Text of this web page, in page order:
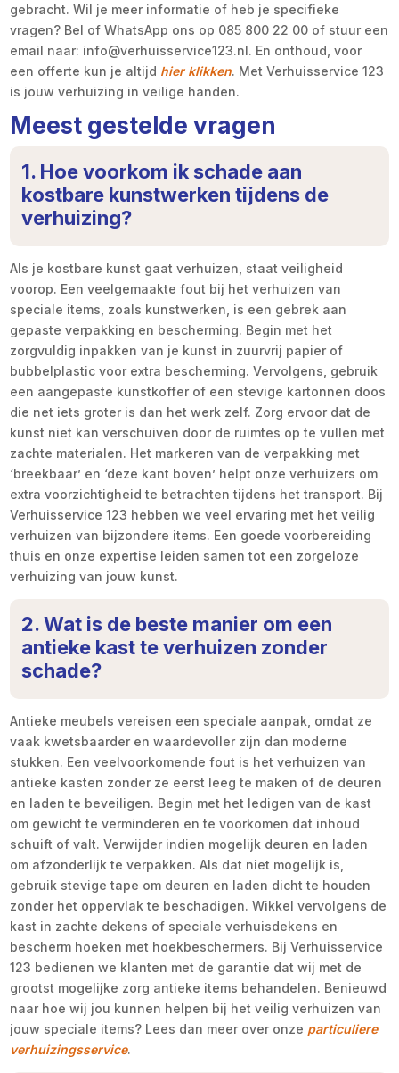
gebracht. Wil je meer informatie of heb je specifieke
vragen? Bel of WhatsApp ons op 085 800 22 00 of stuur een
email naar: info@verhuisservice123.nl. En onthoud, voor
een offerte kun je altijd hier klikken. Met Verhuisservice 123
is jouw verhuizing in veilige handen.
Meest gestelde vragen
1. Hoe voorkom ik schade aan
kostbare kunstwerken tijdens de
verhuizing?
Als je kostbare kunst gaat verhuizen, staat veiligheid
voorop. Een veelgemaakte fout bij het verhuizen van
speciale items, zoals kunstwerken, is een gebrek aan
gepaste verpakking en bescherming. Begin met het
zorgvuldig inpakken van je kunst in zuurvrij papier of
bubbelplastic voor extra bescherming. Vervolgens, gebruik
een aangepaste kunstkoffer of een stevige kartonnen doos
die net iets groter is dan het werk zelf. Zorg ervoor dat de
kunst niet kan verschuiven door de ruimtes op te vullen met
zachte materialen. Het markeren van de verpakking met
‘breekbaar’ en ‘deze kant boven’ helpt onze verhuizers om
extra voorzichtigheid te betrachten tijdens het transport. Bij
Verhuisservice 123 hebben we veel ervaring met het veilig
verhuizen van bijzondere items. Een goede voorbereiding
thuis en onze expertise leiden samen tot een zorgeloze
verhuizing van jouw kunst.
2. Wat is de beste manier om een
antieke kast te verhuizen zonder
schade?
Antieke meubels vereisen een speciale aanpak, omdat ze
vaak kwetsbaarder en waardevoller zijn dan moderne
stukken. Een veelvoorkomende fout is het verhuizen van
antieke kasten zonder ze eerst leeg te maken of de deuren
en laden te beveiligen. Begin met het ledigen van de kast
om gewicht te verminderen en te voorkomen dat inhoud
schuift of valt. Verwijder indien mogelijk deuren en laden
om afzonderlijk te verpakken. Als dat niet mogelijk is,
gebruik stevige tape om deuren en laden dicht te houden
zonder het oppervlak te beschadigen. Wikkel vervolgens de
kast in zachte dekens of speciale verhuisdekens en
bescherm hoeken met hoekbeschermers. Bij Verhuisservice
123 bedienen we klanten met de garantie dat wij met de
grootst mogelijke zorg antieke items behandelen. Benieuwd
naar hoe wij jou kunnen helpen bij het veilig verhuizen van
jouw speciale items? Lees dan meer over onze particuliere
verhuizingsservice.